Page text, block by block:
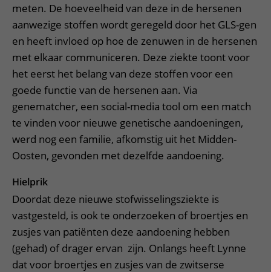
meten. De hoeveelheid van deze in de hersenen
aanwezige stoffen wordt geregeld door het GLS-gen
en heeft invloed op hoe de zenuwen in de hersenen
met elkaar communiceren. Deze ziekte toont voor
het eerst het belang van deze stoffen voor een
goede functie van de hersenen aan. Via
genematcher, een social-media tool om een match
te vinden voor nieuwe genetische aandoeningen,
werd nog een familie, afkomstig uit het Midden-
Oosten, gevonden met dezelfde aandoening.
Hielprik
Doordat deze nieuwe stofwisselingsziekte is
vastgesteld, is ook te onderzoeken of broertjes en
zusjes van patiënten deze aandoening hebben
(gehad) of drager ervan zijn. Onlangs heeft Lynne
dat voor broertjes en zusjes van de zwitserse